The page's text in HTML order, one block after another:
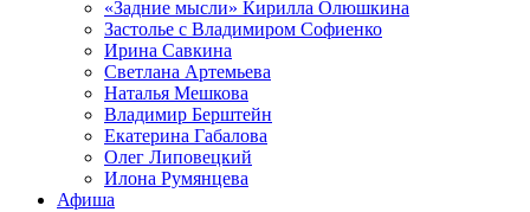
«Задние мысли» Кирилла Олюшкина
Застолье с Владимиром Софиенко
Ирина Савкина
Светлана Артемьева
Наталья Мешкова
Владимир Берштейн
Екатерина Габалова
Олег Липовецкий
Илона Румянцева
Афиша